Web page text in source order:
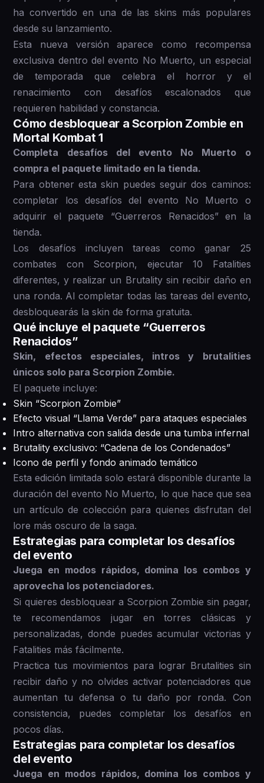
ha convertido en una de las skins más populares
desde su lanzamiento.
Esta nueva versión aparece como recompensa
exclusiva dentro del evento No Muerto, un especial
de temporada que celebra el horror y el
renacimiento con desafíos escalonados que
requieren habilidad y constancia.
Cómo desbloquear a Scorpion Zombie en
Mortal Kombat 1
Completa desafíos del evento No Muerto o
compra el paquete limitado en la tienda.
Para obtener esta skin puedes seguir dos caminos:
completar los desafíos del evento No Muerto o
adquirir el paquete “Guerreros Renacidos” en la
tienda.
Los desafíos incluyen tareas como ganar 25
combates con Scorpion, ejecutar 10 Fatalities
diferentes, y realizar un Brutality sin recibir daño en
una ronda. Al completar todas las tareas del evento,
desbloquearás la skin de forma gratuita.
Qué incluye el paquete “Guerreros
Renacidos”
Skin, efectos especiales, intros y brutalities
únicos solo para Scorpion Zombie.
El paquete incluye:
Skin “Scorpion Zombie”
Efecto visual “Llama Verde” para ataques especiales
Intro alternativa con salida desde una tumba infernal
Brutality exclusivo: “Cadena de los Condenados”
Icono de perfil y fondo animado temático
Esta edición limitada solo estará disponible durante la
duración del evento No Muerto, lo que hace que sea
un artículo de colección para quienes disfrutan del
lore más oscuro de la saga.
Estrategias para completar los desafíos
del evento
Juega en modos rápidos, domina los combos y
aprovecha los potenciadores.
Si quieres desbloquear a Scorpion Zombie sin pagar,
te recomendamos jugar en torres clásicas y
personalizadas, donde puedes acumular victorias y
Fatalities más fácilmente.
Practica tus movimientos para lograr Brutalities sin
recibir daño y no olvides activar potenciadores que
aumentan tu defensa o tu daño por ronda. Con
consistencia, puedes completar los desafíos en
pocos días.
Estrategias para completar los desafíos
del evento
Juega en modos rápidos, domina los combos y